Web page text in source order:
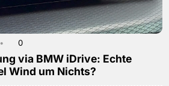
• 0
via BMW iDrive: Echte
Wind um Nichts?